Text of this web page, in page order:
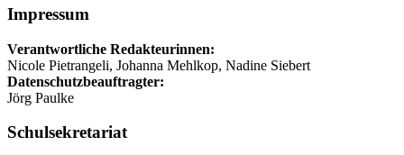
Impressum
Verantwortliche Redakteurinnen:
Nicole Pietrangeli, Johanna Mehlkop, Nadine Siebert
Datenschutzbeauftragter:
Jörg Paulke
Schulsekretariat